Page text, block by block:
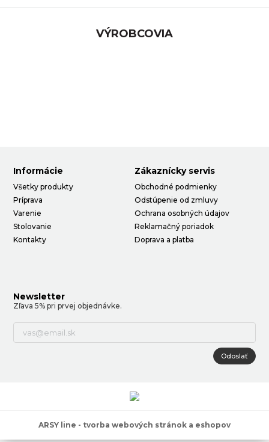
VÝROBCOVIA
Informácie
Všetky produkty
Príprava
Varenie
Stolovanie
Kontakty
Zákaznícky servis
Obchodné podmienky
Odstúpenie od zmluvy
Ochrana osobných údajov
Reklamačný poriadok
Doprava a platba
Newsletter
Zľava 5% pri prvej objednávke.
Odoslať
ARSY line - tvorba webových stránok a eshopov